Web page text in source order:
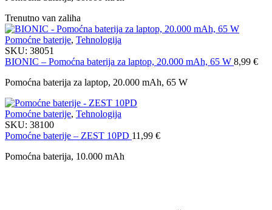
Trenutno van zaliha
Pomoćne baterije, Tehnologija
SKU: 38051
BIONIC – Pomoćna baterija za laptop, 20.000 mAh, 65 W 8,99 €
Pomoćna baterija za laptop, 20.000 mAh, 65 W
Pomoćne baterije, Tehnologija
SKU: 38100
Pomoćne baterije – ZEST 10PD 11,99 €
Pomoćna baterija, 10.000 mAh